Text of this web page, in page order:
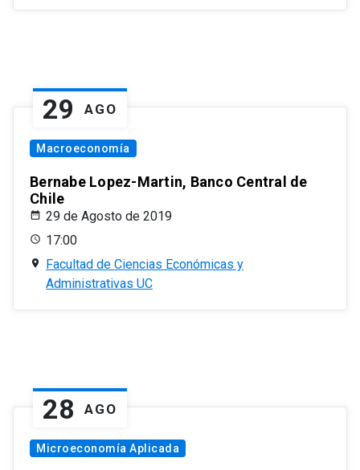
29 AGO
Macroeconomía
Bernabe Lopez-Martin, Banco Central de
Chile
29 de Agosto de 2019
17:00
Facultad de Ciencias Económicas y
Administrativas UC
28 AGO
Microeconomía Aplicada